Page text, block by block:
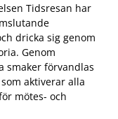
Tidsresan har
dricka sig genom
Genom
smaker förvandlas
aktiverar alla
mötes- och